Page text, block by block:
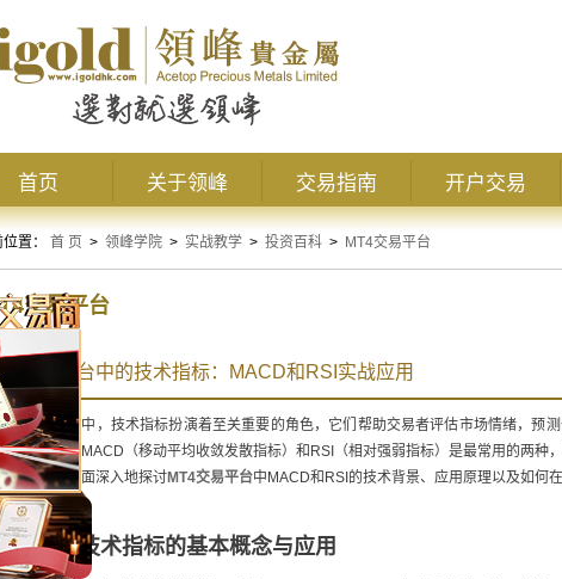
首页 关于领峰 交易指南 开户交易
置： 首 页 > 领峰学院 > 实战教学 > 投资百科 > MT4交易平台
交易平台
交易平台中的技术指标：MACD和RSI实战应用
交易平台中，技术指标扮演着至关重要的角色，它们帮助交易者评估市场情绪，预
术指标中，MACD（移动平均收敛发散指标）和RSI（相对强弱指标）是最常用的两种
。本文将全面深入地探讨MT4交易平台中MACD和RSI的技术背景、应用原理以及如何
MACD技术指标的基本概念与应用